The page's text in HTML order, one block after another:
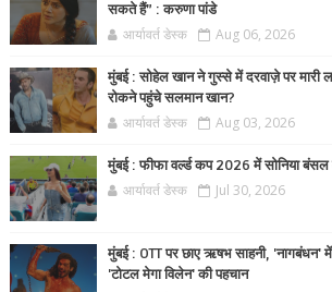
सकते हैं” : करुणा पांडे
आर्यावर्त डेस्क Aug 06, 2026
मुंबई : सोहेल खान ने गुस्से में दरवाज़े पर मारी
रोकने पहुंचे सलमान खान?
आर्यावर्त डेस्क Aug 03, 2026
मुंबई : फीफा वर्ल्ड कप 2026 में सोनिया
आर्यावर्त डेस्क Jul 30, 2026
मुंबई : OTT पर छाए ऋषभ साहनी, 'नागबंधन'
'टोटल मेगा विलेन' की पहचान